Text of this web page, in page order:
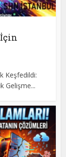
Keşfedildi:
Gelişme...